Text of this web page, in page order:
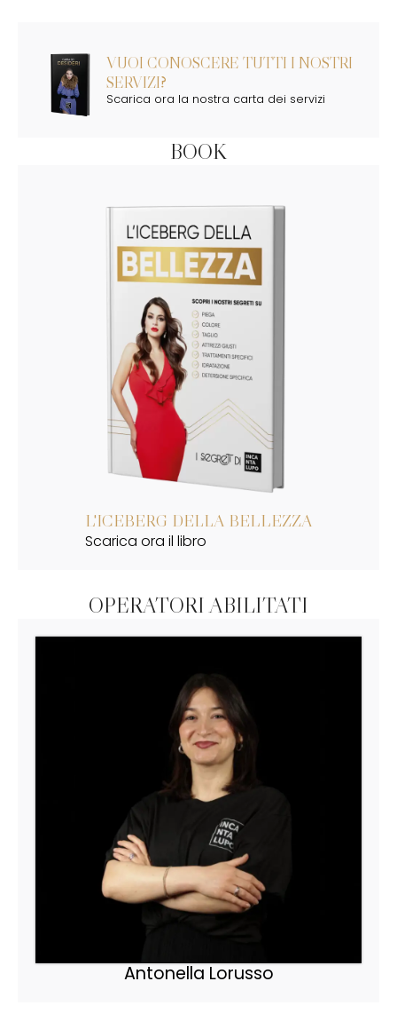
VUOI CONOSCERE TUTTI I NOSTRI
SERVIZI?
Scarica ora la nostra carta dei servizi
BOOK
L'ICEBERG DELLA BELLEZZA
Scarica ora il libro
OPERATORI ABILITATI
Antonella Lorusso